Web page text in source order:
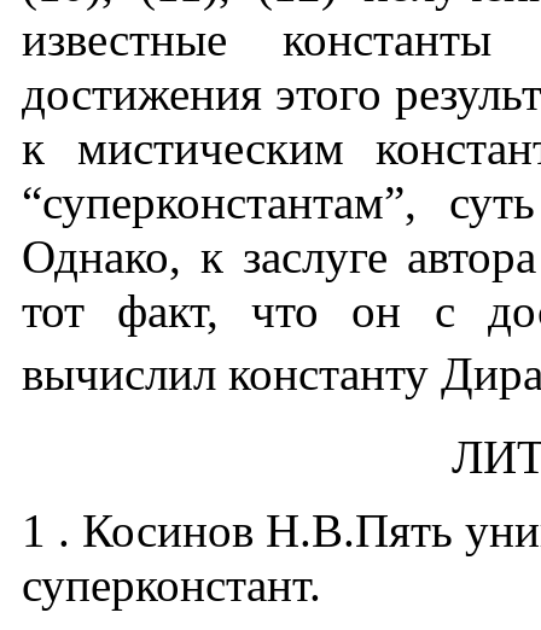
известные
достижения этого
к мистическим
“суперконстантам”,
Однако, к заслуге
тот факт, что он с
вычислил константу
1 . Косинов Н.В.Пять
суперконстант.